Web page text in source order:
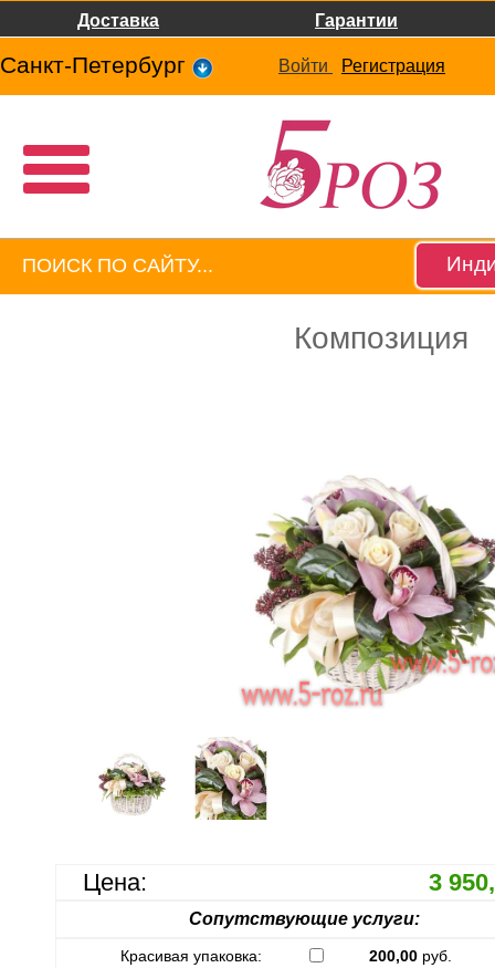
Доставка Гарантии
Санкт-Петербург Войти Регистрация
Композиция
Цена: 3
Сопутствующие услуги:
Красивая упаковка: 200,00 руб.